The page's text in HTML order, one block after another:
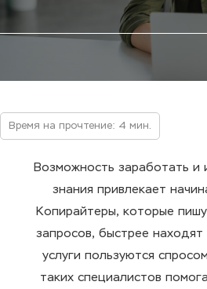
Время на прочтение: 4 мин.
Возможность заработать и
знания привлекает
Копирайтеры, которые
запросов, быстрее находят
услуги пользуются
таких специалистов